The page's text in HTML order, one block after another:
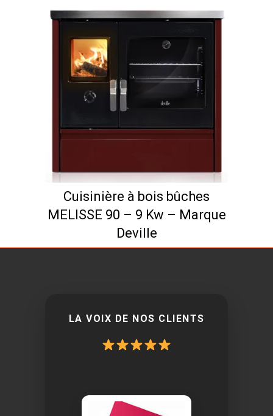
Cuisinière à bois bûches
MELISSE 90 – 9 Kw – Marque
Deville
LA VOIX DE NOS CLIENTS